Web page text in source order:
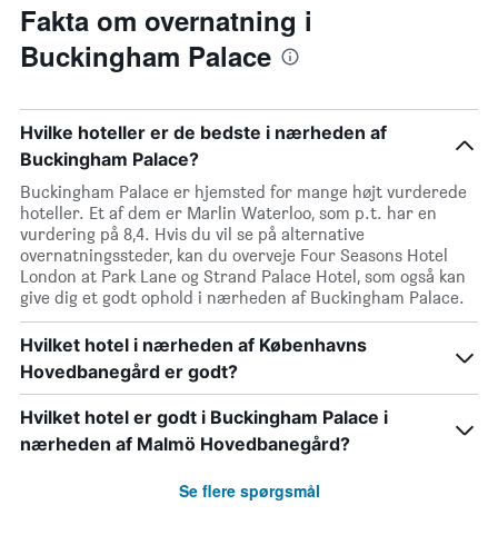
Fakta om overnatning i
Buckingham Palace
Hvilke hoteller er de bedste i nærheden af
Buckingham Palace?
Buckingham Palace er hjemsted for mange højt vurderede
hoteller. Et af dem er Marlin Waterloo, som p.t. har en
vurdering på 8,4. Hvis du vil se på alternative
overnatningssteder, kan du overveje Four Seasons Hotel
London at Park Lane og Strand Palace Hotel, som også kan
give dig et godt ophold i nærheden af Buckingham Palace.
Hvilket hotel i nærheden af Københavns
Hovedbanegård er godt?
Hvilket hotel er godt i Buckingham Palace i
nærheden af Malmö Hovedbanegård?
Se flere spørgsmål